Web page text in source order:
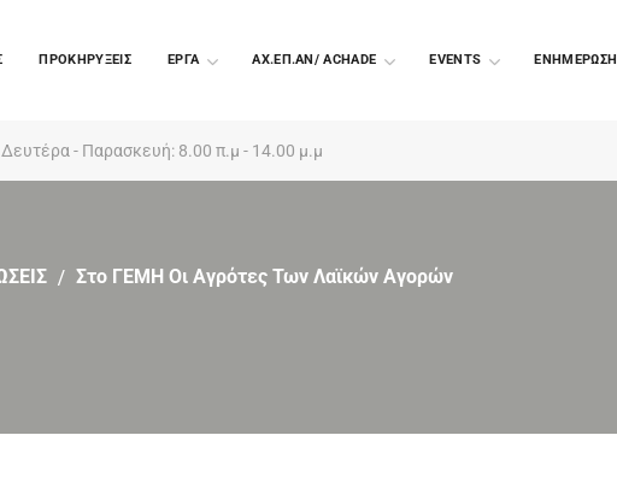
ΠΡΟΚΗΡΥΞΕΙΣ EΡΓΑ ΑΧ.ΕΠ.ΑΝ/ ACHADE EVENTS ΕΝΗΜΕΡΩΣΗ
- Παρασκευή: 8.00 π.μ - 14.00 μ.μ
Στο ΓΕΜΗ Οι Αγρότες Των Λαϊκών Αγορών